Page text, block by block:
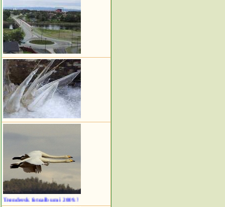
i 2009.?Klikk på bildet.